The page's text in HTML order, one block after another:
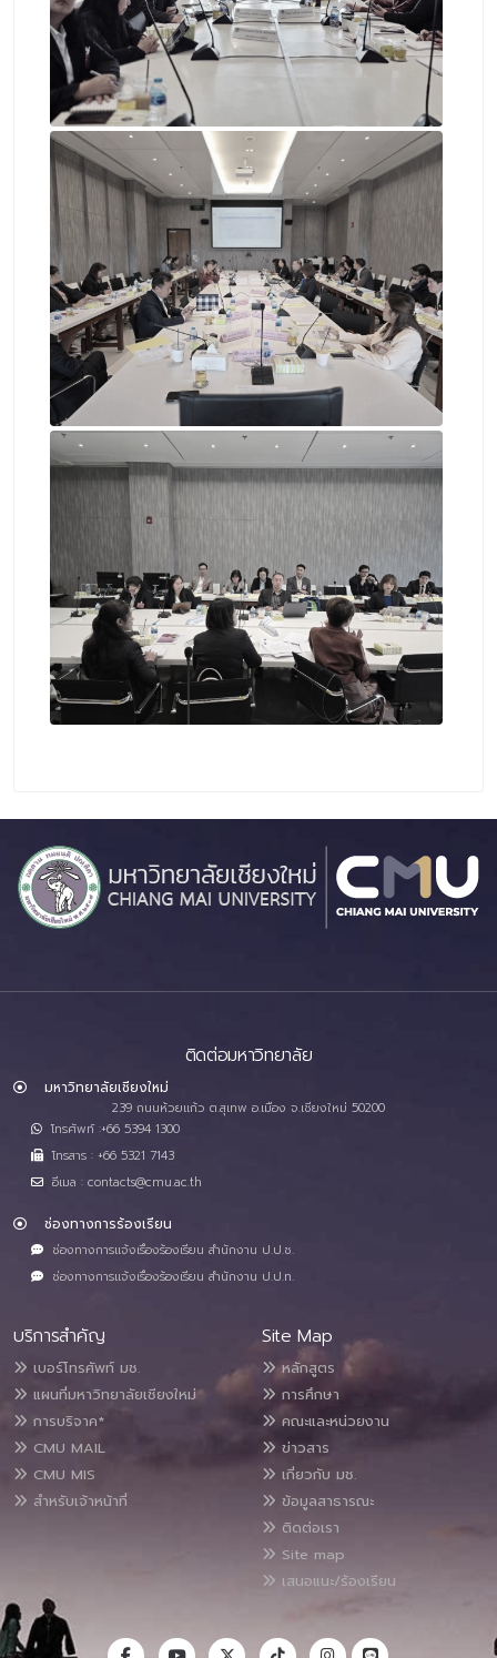
ติดต่อมหาวิทยาลัย
มหาวิทยาลัยเชียงใหม่
239 ถนนห้วยแก้ว ต.สุเทพ อ.เมือง จ.เชียงใหม่ 50200
โทรศัพท์ :+66 5394 1300
โทรสาร : +66 5321 7143
อีเมล : contacts@cmu.ac.th
ช่องทางการร้องเรียน
ช่องทางการแจ้งเรื่องร้องเรียน สำนักงาน ป.ป.ช.
ช่องทางการแจ้งเรื่องร้องเรียน สำนักงาน ป.ป.ท.
บริการสำคัญ
เบอร์โทรศัพท์ มช.
แผนที่มหาวิทยาลัยเชียงใหม่
การบริจาค*
CMU MAIL
CMU MIS
สำหรับเจ้าหน้าที่
Site Map
หลักสูตร
การศึกษา
คณะและหน่วยงาน
ข่าวสาร
เกี่ยวกับ มช.
ข้อมูลสาธารณะ
ติดต่อเรา
Site map
เสนอแนะ/ร้องเรียน